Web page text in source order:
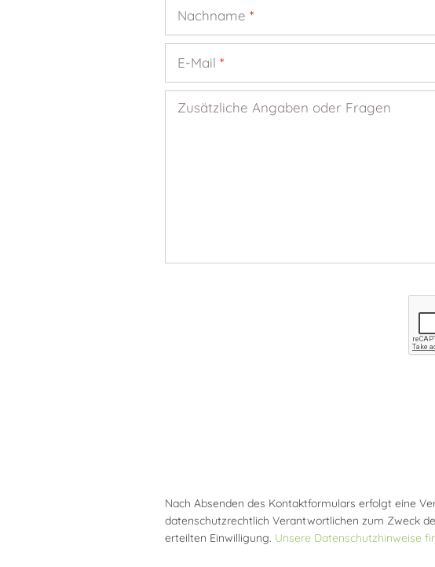
Nachname*
E-Mail*
Zusätzliche Angaben oder Fragen
Nach Absenden des Kontaktformulars erfolgt eine
datenschutzrechtlich Verantwortlichen zum Zweck
erteilten Einwilligung. Unsere Datenschutzhinweise